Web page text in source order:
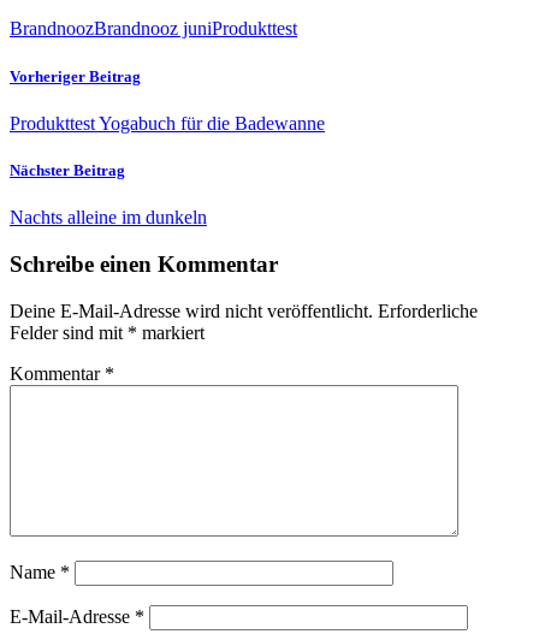
BrandnoozBrandnooz juniProdukttest
Vorheriger Beitrag
Produkttest Yogabuch für die Badewanne
Nächster Beitrag
Nachts alleine im dunkeln
Schreibe einen Kommentar
Deine E-Mail-Adresse wird nicht veröffentlicht. Erforderliche
Felder sind mit * markiert
Kommentar *
Name *
E-Mail-Adresse *